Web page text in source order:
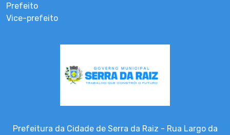
Prefeito
Vice-prefeito
Prefeitura da Cidade de Serra da Raiz - Rua Largo da